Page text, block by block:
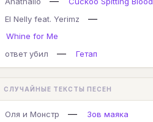
El Nelly feat. Yerimz
—
Whine for Me
ответ убил
— Гетап
СЛУЧАЙНЫЕ ТЕКСТЫ ПЕСЕН
Оля и Монстр — Зов маяка